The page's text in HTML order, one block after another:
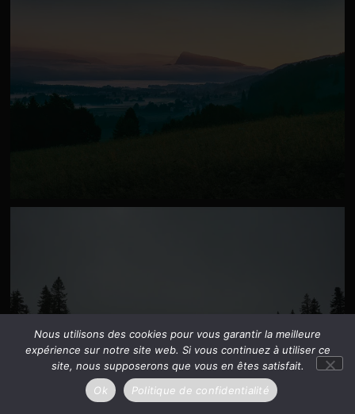
Nous utilisons des cookies pour vous garantir la meilleure
expérience sur notre site web. Si vous continuez à utiliser ce
site, nous supposerons que vous en êtes satisfait.
Ok
Politique de confidentialité